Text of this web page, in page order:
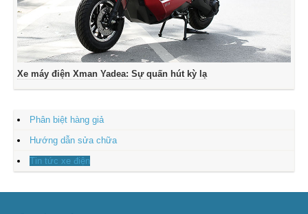
Xe máy điện Xman Yadea: Sự quấn hút kỳ lạ
Phân biệt hàng giả
Hướng dẫn sửa chữa
Tin tức xe điện